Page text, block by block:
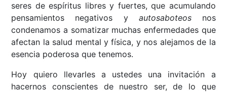
seres de espíritus libres y fuertes, que acumulando
pensamientos negativos y autosaboteosnos
condenamos a somatizar muchas enfermedades que
afectan la salud mental y física, y nos alejamos de la
esencia poderosa que tenemos.
Hoy quiero llevarles a ustedes una invitación a
hacernos conscientes de nuestro ser, de lo que